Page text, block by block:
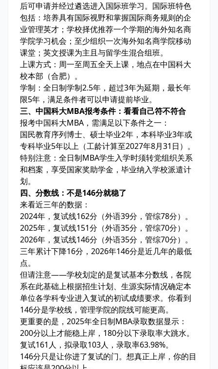
后可申请并经过遴选进入国际班学习。国际班特色
包括：培养具有国际视野和掌握国际商务规则的企
业管理英才；学校择优推荐一个学期的海外知名商
学院学习机会；至少组织一次海外知名商学院移动
课堂；英文授课为主且与留学生混合组班。
上课方式：周一至周五全天上课，地点在中国科大
校本部（合肥）。
学制：全日制学制2.5年，超过3年为延期，最长年
限5年，满足条件者可以申请提前毕业。
三、中国科大MBA报考条件：看看自己符不符合
报考中国科大MBA，需满足以下条件之一：
国民教育序列博士、硕士毕业2年，本科毕业3年或
专科毕业5年以上（工龄计算至2027年8月31日）。
特别注意：全日制MBA学生入学时须转党组织关系
和档案，享受国家奖助学金，毕业纳入学校派遣计
划。
四、分数线：不是146分就稳了
来看近三年的数据：
2024年，复试线162分（外语39分，管综78分）。
2025年，复试线151分（外语35分，管综70分）。
2026年，复试线146分（外语35分，管综70分）。
三年累计下降16分，2026年146分是近几年的最低
点。
但请注意——学校划定的是复试基本分数线，各院
系在此基础上根据招生计划、生源实际情况确定本
单位各学科专业进入复试的初试成绩要求。你看到
146分是学校线，管理学院的院线可能更高。
更重要的是，2025年全日制MBA录取数据显示：
200分以上才能稳上岸，180分以下录取率大跳水。
复试161人，拟录取103人，录取率63.98%。
146分只是让你进了复试的门。想真正上岸，你的目